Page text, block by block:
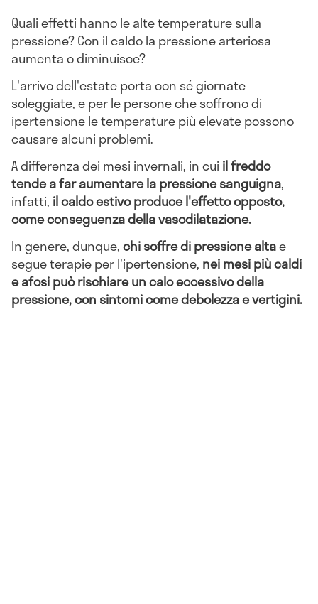
Quali effetti hanno le alte temperature sulla
pressione? Con il caldo la pressione arteriosa
aumenta o diminuisce?
L'arrivo dell'estate porta con sé giornate
soleggiate, e per le persone che soffrono di
ipertensione le temperature più elevate possono
causare alcuni problemi.
A differenza dei mesi invernali, in cui il freddo
tende a far aumentare la pressione sanguigna,
infatti, il caldo estivo produce l'effetto opposto,
come conseguenza della vasodilatazione.
In genere, dunque,chi soffre di pressione altae
segue terapie per l'ipertensione, nei mesi più caldi
e afosi può rischiare un calo eccessivo della
pressione, con sintomi come debolezza e vertigini.